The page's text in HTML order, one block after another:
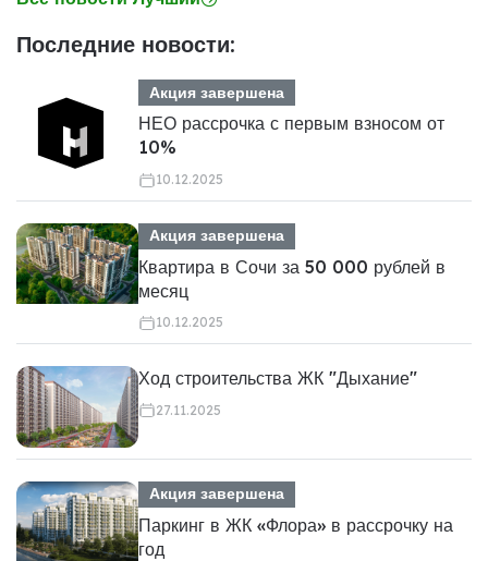
Последние новости:
Акция завершена
НЕО рассрочка с первым взносом от
10%
10.12.2025
Акция завершена
Квартира в Сочи за 50 000 рублей в
месяц
10.12.2025
Ход строительства ЖК "Дыхание"
27.11.2025
Акция завершена
Паркинг в ЖК «Флора» в рассрочку на
год